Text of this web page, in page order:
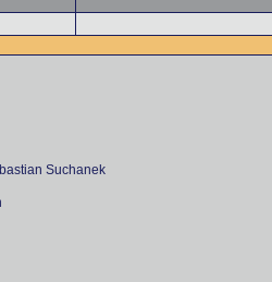
Suchanek